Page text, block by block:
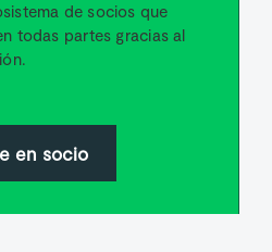
de socios que
todas partes gracias al
en socio